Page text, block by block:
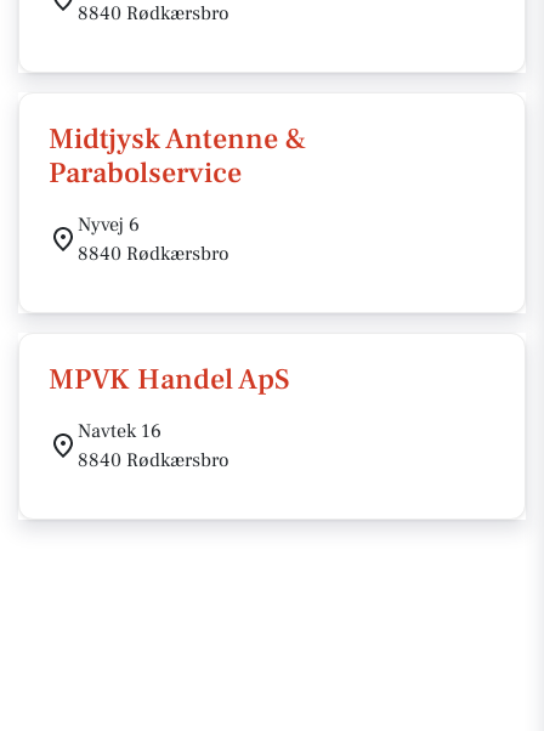
8840 Rødkærsbro
Midtjysk Antenne &
Parabolservice
Nyvej 6
8840 Rødkærsbro
MPVK Handel ApS
Navtek 16
8840 Rødkærsbro